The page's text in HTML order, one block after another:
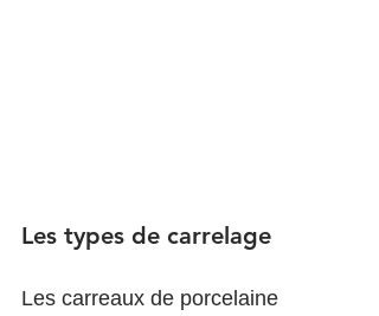
Les types de carrelage
Les carreaux de porcelaine